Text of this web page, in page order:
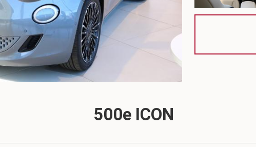
500e ICON